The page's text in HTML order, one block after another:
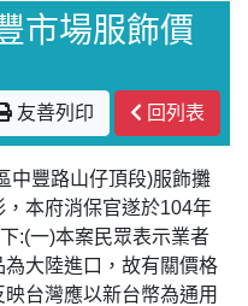
市場服飾價
友善列印 回列表
中豐路山仔頂段)服飾攤
本府消保官遂於104年
:(一)本案民眾表示業者
大陸進口，故有關價格
台灣應以新台幣為通用